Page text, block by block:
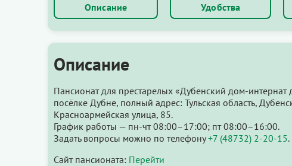
Описание Удобства
Описание
Пансионат для престарелых «Дубенский дом-
посёлке Дубне, полный адрес: Тульская область,
Красноармейская улица, 85.
График работы — пн-чт 08:00–17:00; пт 08:00–16:00.
Задать вопросы можно по телефону+7 (48732) 2-20-15.
Сайт пансионата: Перейти